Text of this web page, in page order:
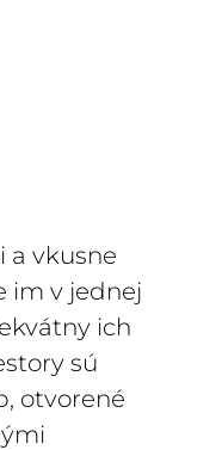
a vkusne
im v jednej
ich
sú
otvorené